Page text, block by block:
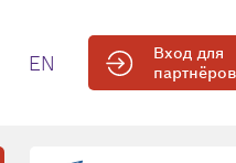
EN
Вход для
партнёров